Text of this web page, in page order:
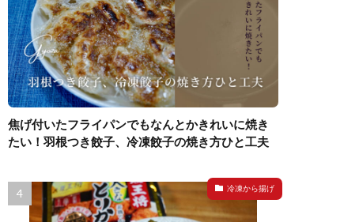
焦げ付いたフライパンでもなんとかきれいに焼き
たい！羽根つき餃子、冷凍餃子の焼き方ひと工夫
冷凍から揚げ